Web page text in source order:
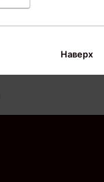
Наверх